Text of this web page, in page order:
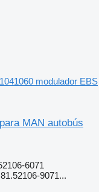
modulador EBS
MAN autobús
6071
9071...